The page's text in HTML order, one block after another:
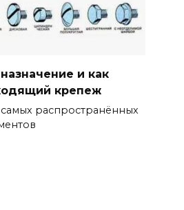
и как
крепеж
распространённых